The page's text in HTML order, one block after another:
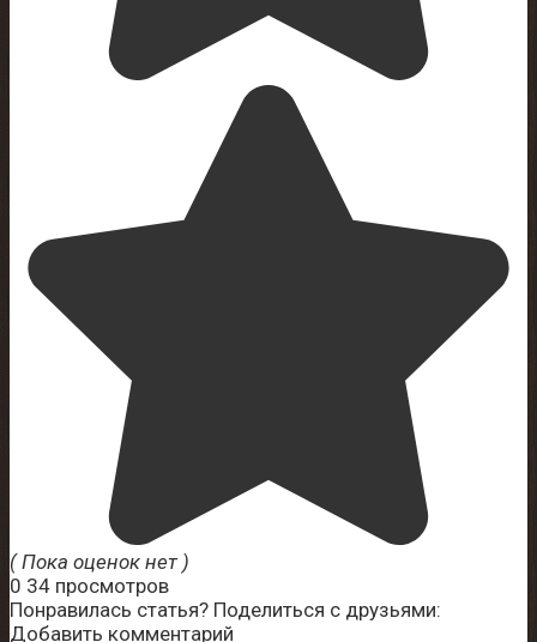
( Пока оценок нет )
0 34 просмотров
Понравилась статья? Поделиться с друзьями:
Добавить комментарий